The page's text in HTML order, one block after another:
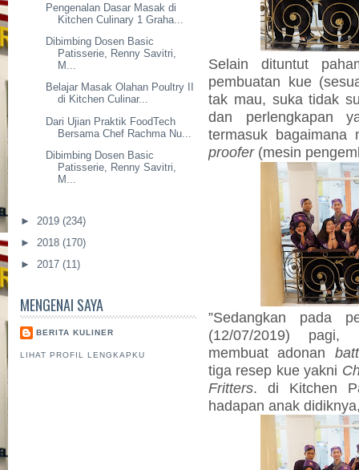
Pengenalan Dasar Masak di
Kitchen Culinary 1 Graha...
Dibimbing Dosen Basic
Patisserie, Renny Savitri,
M...
Belajar Masak Olahan Poultry II
di Kitchen Culinar...
Dari Ujian Praktik FoodTech
Bersama Chef Rachma Nu...
Dibimbing Dosen Basic
Patisserie, Renny Savitri,
M...
► 2019 (234)
► 2018 (170)
► 2017 (11)
MENGENAI SAYA
BERITA KULINER
LIHAT PROFIL LENGKAPKU
Selain dituntut
pembuatan kue
tak mau, suka tidak
dan perlengkapan
termasuk bagaimana
proofer(mesin
”Sedangkan pada
(12/07/2019) pagi,
membuat adonan
tiga resep kue yakni
Fritters. di Kitchen
hadapan anak